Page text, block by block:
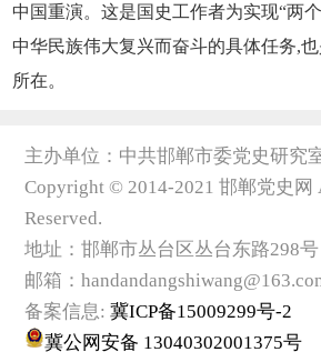
中国重演。这是国史工作者为实现“两
中华民族伟大复兴而奋斗的具体任务,
所在。
主办单位：中共邯郸市委党史研究
Copyright © 2014-2021 邯郸党史网
Reserved.
地址：邯郸市丛台区丛台东路298号
邮箱：
备案信息: 冀ICP备15009299号-2
冀公网安备 13040302001375号